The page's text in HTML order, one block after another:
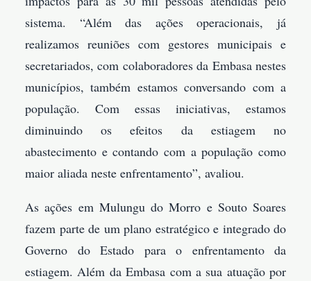
sistema. “Além das ações operacionais, já
realizamos reuniões com gestores municipais e
secretariados, com colaboradores da Embasa nestes
municípios, também estamos conversando com a
população. Com essas iniciativas, estamos
diminuindo os efeitos da estiagem no
abastecimento e contando com a população como
maior aliada neste enfrentamento”, avaliou.
As ações em Mulungu do Morro e Souto Soares
fazem parte de um plano estratégico e integrado do
Governo do Estado para o enfrentamento da
estiagem. Além da Embasa com a sua atuação por